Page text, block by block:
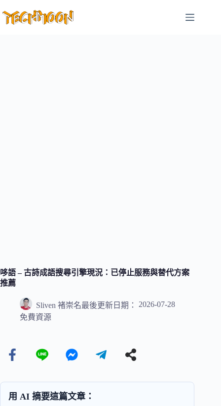
至
哆語 – 古詩成語搜尋引擎現況：已停止服務與替代方案
推薦
Sliven 褚崇名最後更新日期：
2026-07-28
免費資源
用 AI 摘要這篇文章：